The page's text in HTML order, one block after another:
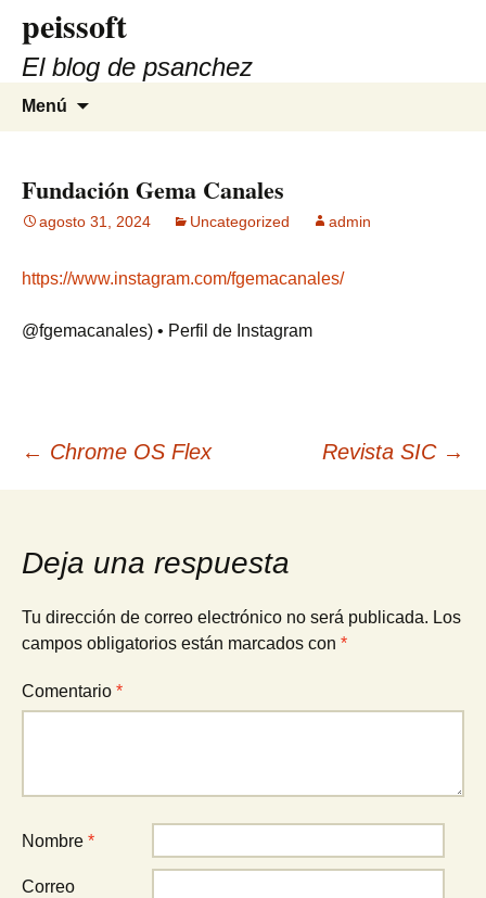
contenido
peissoft
El blog de psanchez
Menú
Fundación Gema Canales
agosto 31, 2024 Uncategorized admin
https://www.instagram.com/fgemacanales/
@fgemacanales) • Perfil de Instagram
Navegación
de
entradas
← Chrome OS Flex Revista SIC →
Deja una respuesta
Tu dirección de correo electrónico no será publicada. Los
campos obligatorios están marcados con *
Comentario *
Nombre *
Correo